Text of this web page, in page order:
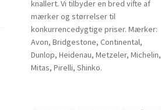
knallert. Vi tilbyder en bred vifte af
mærker og størrelser til
konkurrencedygtige priser. Mærker:
Avon, Bridgestone, Continental,
Dunlop, Heidenau, Metzeler, Michelin,
Mitas, Pirelli, Shinko.